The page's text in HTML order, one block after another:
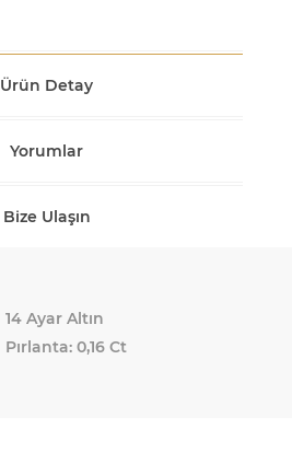
Ürün Detay
Yorumlar
Bize Ulaşın
14 Ayar Altın
Pırlanta: 0,16 Ct